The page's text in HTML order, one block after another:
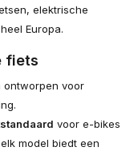
elektrische
Europa.
fiets
ontworpen voor
voor e-bikes
model biedt een